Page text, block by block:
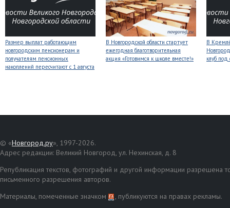
Размер выплат работающим
новгородским пенсионерам и
получателям пенсионных
накоплений пересчитают с 1 августа
В Новгородской области стартует
ежегодная благотворительная
акция «Готовимся к школе вместе!»
В
клуб
© «Новгород.ру», 1997-2026.
Адрес редакции: Великий Новгород, ул. Нехинская, д. 8
Републикация текстов, фотографий и другой информации разрешена
письменного разрешения авторов.
Материалы, помеченные значком
, публикуются на правах рекламы.